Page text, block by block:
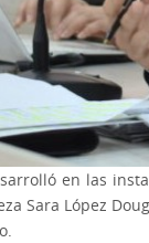
en las
Sara López